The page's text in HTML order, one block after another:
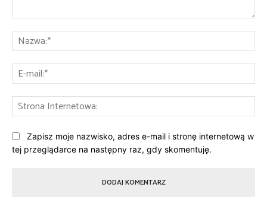
Zapisz moje nazwisko, adres e-mail i stronę internetową w
tej przeglądarce na następny raz, gdy skomentuję.